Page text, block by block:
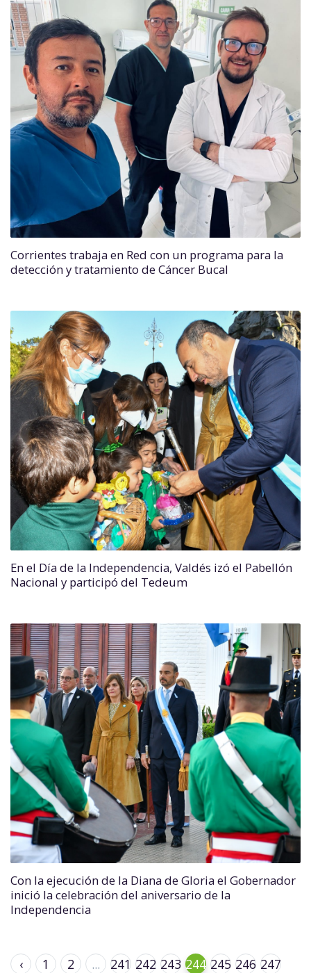
Corrientes trabaja en Red con un programa para la
detección y tratamiento de Cáncer Bucal
En el Día de la Independencia, Valdés izó el Pabellón
Nacional y participó del Tedeum
Con la ejecución de la Diana de Gloria el Gobernador
inició la celebración del aniversario de la
Independencia
‹ 1 2 ... 241 242 243 244 245 246 247